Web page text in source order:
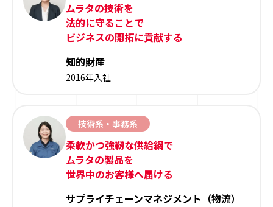
ムラタの技術を
法的に守ることで
ビジネスの開拓に貢献する
知的財産
2016年入社
技術系・事務系
柔軟かつ強靭な供給網で
ムラタの製品を
世界中のお客様へ届ける
サプライチェーンマネジメント（物流）